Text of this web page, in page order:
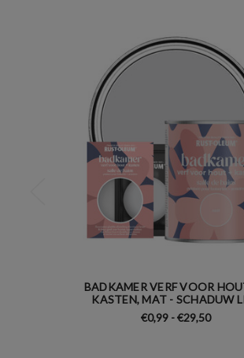
BADKAMER VERF VOOR
KASTEN, MAT - SCHADUW
€0,99 - €29,50